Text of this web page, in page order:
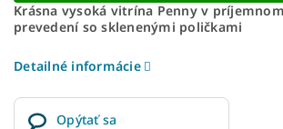
Krásna vysoká vitrína Penny v
prevedení so sklenenými poličkami
Detailné informácie
Opýtať sa